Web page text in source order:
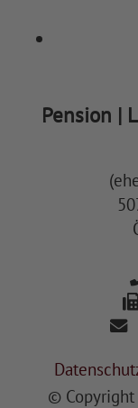
Pension |
©